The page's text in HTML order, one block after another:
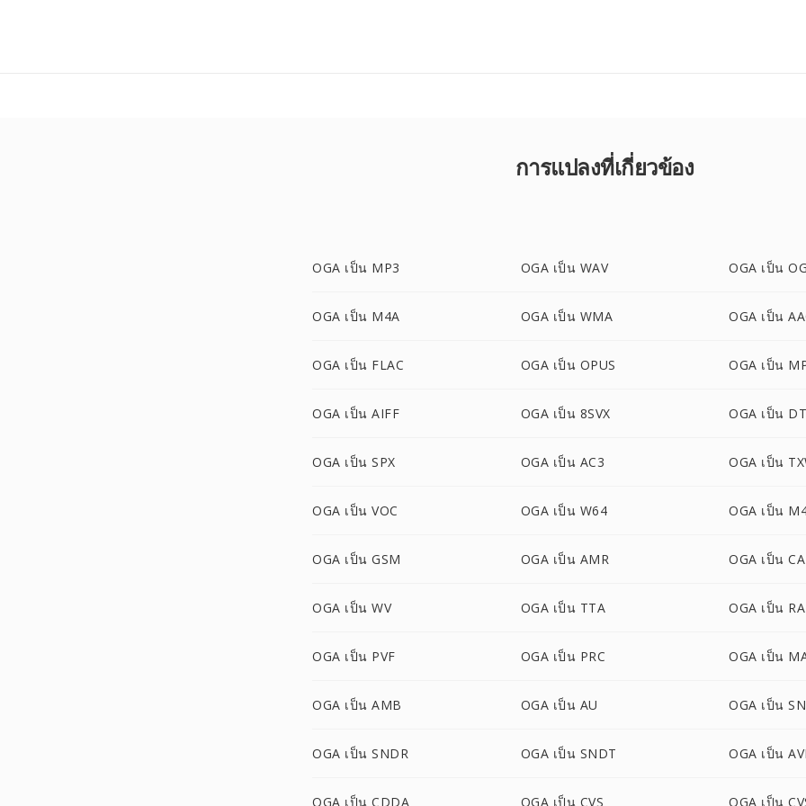
การแปลงที่เกี่ยวข้อง
OGA เป็น MP3 OGA เป็น WAV OGA เป็น
OGA เป็น M4A OGA เป็น WMA OGA เป็น
OGA เป็น FLAC OGA เป็น OPUS OGA เป็น
OGA เป็น AIFF OGA เป็น 8SVX OGA เป็น
OGA เป็น SPX OGA เป็น AC3 OGA เป็น
OGA เป็น VOC OGA เป็น W64 OGA เป็น
OGA เป็น GSM OGA เป็น AMR OGA เป็น
OGA เป็น WV OGA เป็น TTA OGA เป็น RA
OGA เป็น PVF OGA เป็น PRC OGA เป็น
OGA เป็น AMB OGA เป็น AU OGA เป็น
OGA เป็น SNDR OGA เป็น SNDT OGA เป็น
OGA เป็น CDDA OGA เป็น CVS OGA เป็น